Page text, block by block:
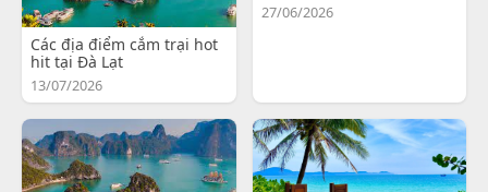
Các địa điểm cắm trại hot
hit tại Đà Lạt
13/07/2026
27/06/2026